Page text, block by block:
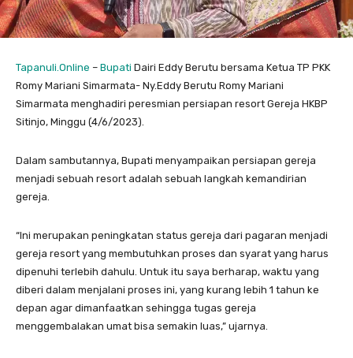
Tapanuli.Online – Bupati Dairi Eddy Berutu bersama Ketua TP PKK
Romy Mariani Simarmata- Ny.Eddy Berutu Romy Mariani
Simarmata menghadiri peresmian persiapan resort Gereja HKBP
Sitinjo, Minggu (4/6/2023).
Dalam sambutannya, Bupati menyampaikan persiapan gereja
menjadi sebuah resort adalah sebuah langkah kemandirian
gereja.
“Ini merupakan peningkatan status gereja dari pagaran menjadi
gereja resort yang membutuhkan proses dan syarat yang harus
dipenuhi terlebih dahulu. Untuk itu saya berharap, waktu yang
diberi dalam menjalani proses ini, yang kurang lebih 1 tahun ke
depan agar dimanfaatkan sehingga tugas gereja
menggembalakan umat bisa semakin luas,” ujarnya.